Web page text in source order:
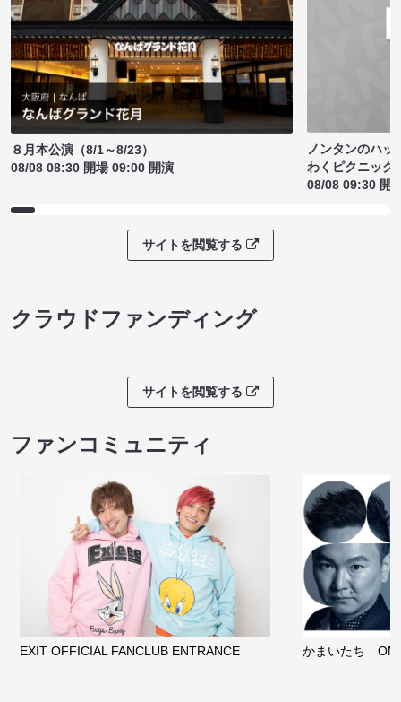
８月本公演（8/1～8/23）
08/08 08:30 開場 09:00 開演
ノンタンのハッ
わくピクニック
08/08 09:30 開
サイトを閲覧する
クラウドファンディング
サイトを閲覧する
ファンコミュニティ
EXIT OFFICIAL FANCLUB ENTRANCE かまいたち